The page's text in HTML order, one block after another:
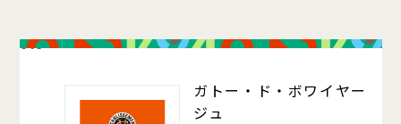
016
ガトー・ド・ボワイヤー
ジュ